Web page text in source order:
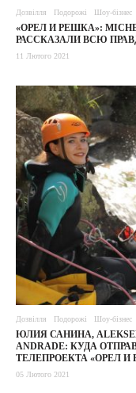
Дозвілля Подорожі Шоу-бізнес
«ОРЕЛ И РЕШКА»:
РАССКАЗАЛИ ВСЮ
11 Лютого 2021
Дозвілля Подорожі Шоу-бізнес
ЮЛИЯ САНИНА,
ANDRADE: КУДА
ТЕЛЕПРОЕКТА «ОРЕЛ И
05 Лютого 2021